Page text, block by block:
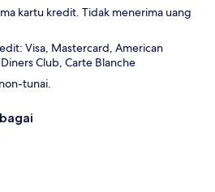
kartu kredit. Tidak menerima uang
Visa, Mastercard, American
Club, Carte Blanche
tunai.